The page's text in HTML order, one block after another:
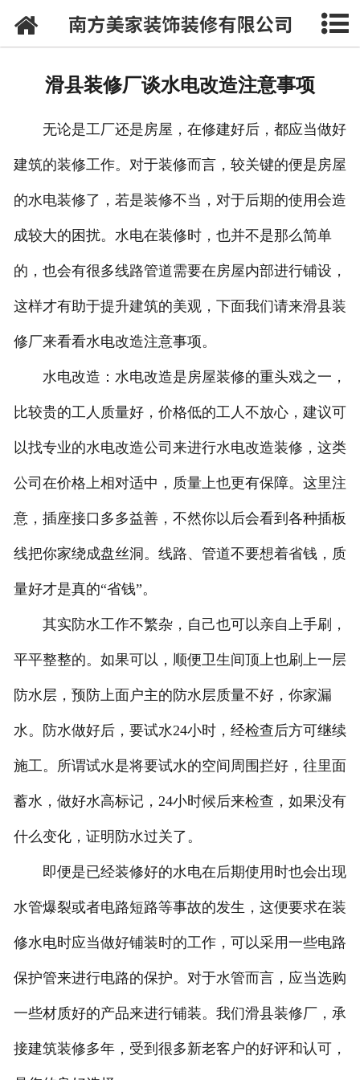
网站首页
在线留言
联系我们
滑县装修厂谈水电改造注意事项
无论是工厂还是房屋，在修建好后，都应当做好
建筑的装修工作。对于装修而言，较关键的便是房屋
的水电装修了，若是装修不当，对于后期的使用会造
成较大的困扰。水电在装修时，也并不是那么简单
的，也会有很多线路管道需要在房屋内部进行铺设，
这样才有助于提升建筑的美观，下面我们请来滑县装
修厂来看看水电改造注意事项。
水电改造：水电改造是房屋装修的重头戏之一，
比较贵的工人质量好，价格低的工人不放心，建议可
以找专业的水电改造公司来进行水电改造装修，这类
公司在价格上相对适中，质量上也更有保障。这里注
意，插座接口多多益善，不然你以后会看到各种插板
线把你家绕成盘丝洞。线路、管道不要想着省钱，质
量好才是真的“省钱”。
其实防水工作不繁杂，自己也可以亲自上手刷，
平平整整的。如果可以，顺便卫生间顶上也刷上一层
防水层，预防上面户主的防水层质量不好，你家漏
水。防水做好后，要试水24小时，经检查后方可继续
施工。所谓试水是将要试水的空间周围拦好，往里面
蓄水，做好水高标记，24小时候后来检查，如果没有
什么变化，证明防水过关了。
即便是已经装修好的水电在后期使用时也会出现
水管爆裂或者电路短路等事故的发生，这便要求在装
修水电时应当做好铺装时的工作，可以采用一些电路
保护管来进行电路的保护。对于水管而言，应当选购
一些材质好的产品来进行铺装。我们滑县装修厂，承
接建筑装修多年，受到很多新老客户的好评和认可，